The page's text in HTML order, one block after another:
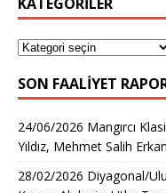
SON FAALIYET
24/06/2026 Mangırcı
Yıldız, Mehmet Salih Erkan
28/02/2026 Diyagonal/